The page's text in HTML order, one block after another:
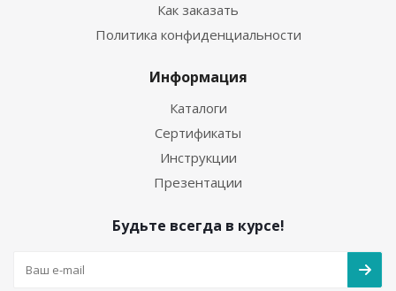
Как заказать
Политика конфиденциальности
Информация
Каталоги
Сертификаты
Инструкции
Презентации
Будьте всегда в курсе!